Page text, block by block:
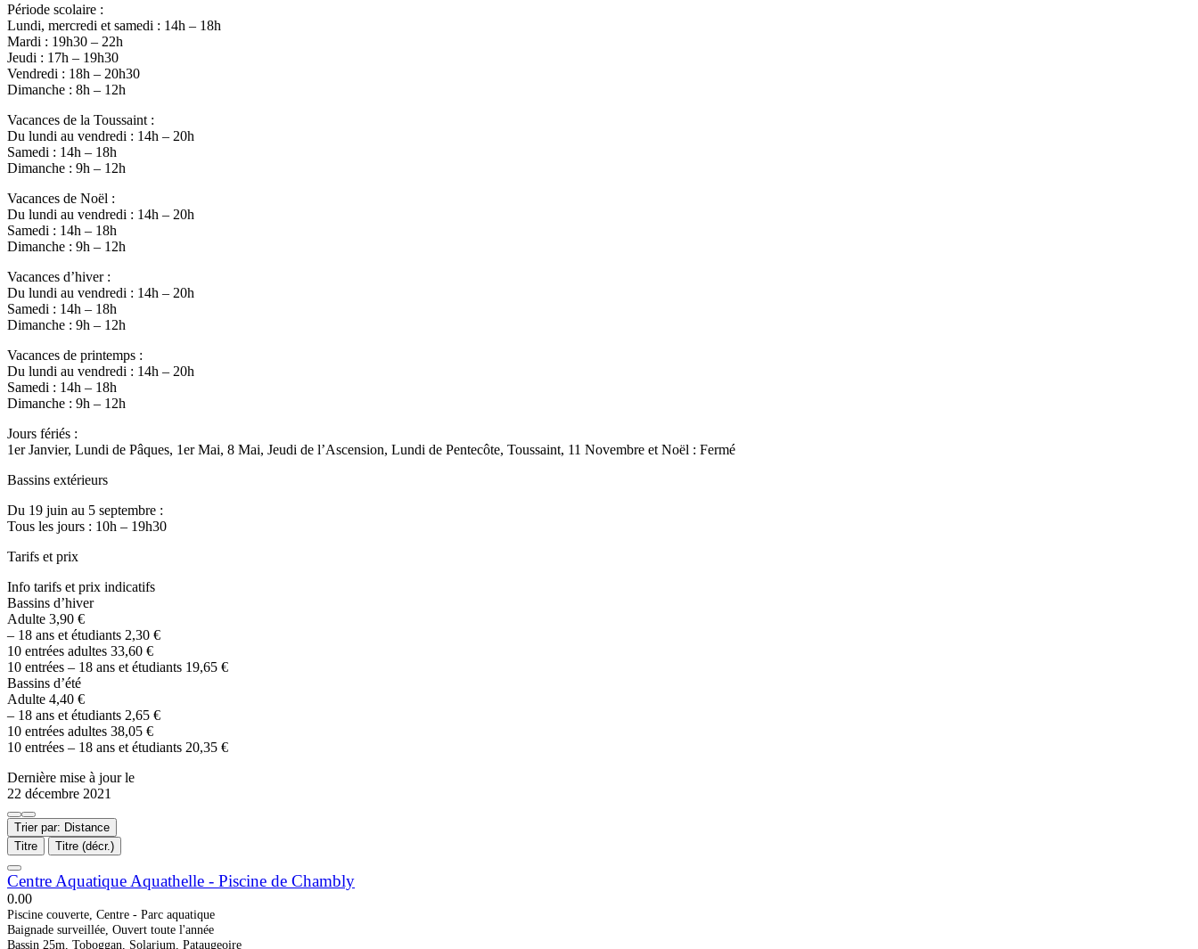
Période scolaire :
Lundi, mercredi et samedi : 14h – 18h
Mardi : 19h30 – 22h
Jeudi : 17h – 19h30
Vendredi : 18h – 20h30
Dimanche : 8h – 12h
Vacances de la Toussaint :
Du lundi au vendredi : 14h – 20h
Samedi : 14h – 18h
Dimanche : 9h – 12h
Vacances de Noël :
Du lundi au vendredi : 14h – 20h
Samedi : 14h – 18h
Dimanche : 9h – 12h
Vacances d’hiver :
Du lundi au vendredi : 14h – 20h
Samedi : 14h – 18h
Dimanche : 9h – 12h
Vacances de printemps :
Du lundi au vendredi : 14h – 20h
Samedi : 14h – 18h
Dimanche : 9h – 12h
Jours fériés :
1er Janvier, Lundi de Pâques, 1er Mai, 8 Mai, Jeudi de l’Ascension, Lundi de Pentecôte, Toussaint, 11 Novembre et Noël : Fermé
Bassins extérieurs
Du 19 juin au 5 septembre :
Tous les jours : 10h – 19h30
Tarifs et prix
Info tarifs et prix indicatifs
Bassins d’hiver
Adulte 3,90 €
– 18 ans et étudiants 2,30 €
10 entrées adultes 33,60 €
10 entrées – 18 ans et étudiants 19,65 €
Bassins d’été
Adulte 4,40 €
– 18 ans et étudiants 2,65 €
10 entrées adultes 38,05 €
10 entrées – 18 ans et étudiants 20,35 €
Dernière mise à jour le
22 décembre 2021
Trier par: Distance
Titre
Titre (décr.)
Centre Aquatique Aquathelle - Piscine de Chambly
0.00
Piscine couverte, Centre - Parc aquatique
Baignade surveillée, Ouvert toute l'année
Bassin 25m, Toboggan, Solarium, Pataugeoire